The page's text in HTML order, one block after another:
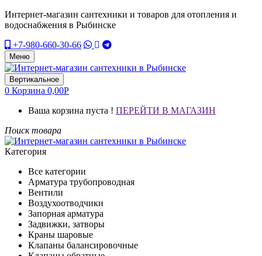
Интернет-магазин сантехники и товаров для отопления и
водоснабжения в Рыбинске
+7-980-660-30-66
Меню
Вертикальное
0 Корзина 0,00Р
Ваша корзина пуста ! ПЕРЕЙТИ В МАГАЗИН
Поиск товара
Категория
Все категории
Арматура трубопроводная
Вентили
Воздухоотводчики
Запорная арматура
Задвижки, затворы
Краны шаровые
Клапаны балансировочные